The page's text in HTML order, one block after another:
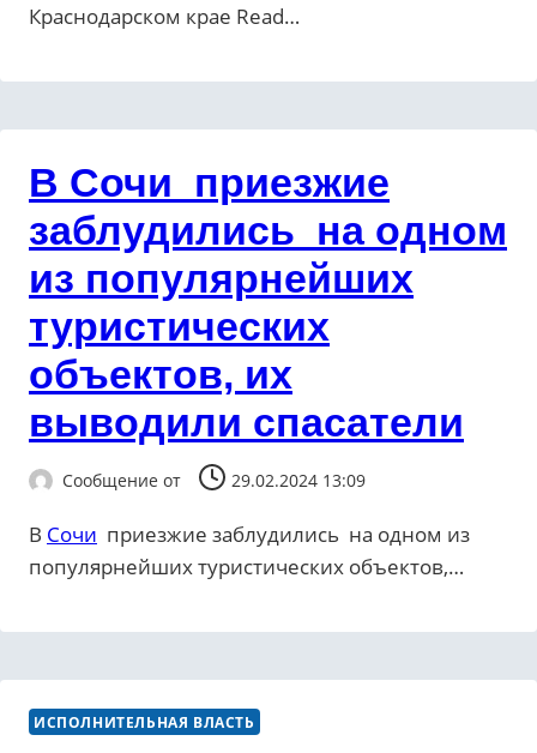
Краснодарском крае ​Read…
В Сочи приезжие
заблудились на одном
из популярнейших
туристических
объектов, их
выводили спасатели
Сообщение от 29.02.2024 13:09
В Сочи приезжие заблудились на одном из
популярнейших туристических объектов,…
ИСПОЛНИТЕЛЬНАЯ ВЛАСТЬ